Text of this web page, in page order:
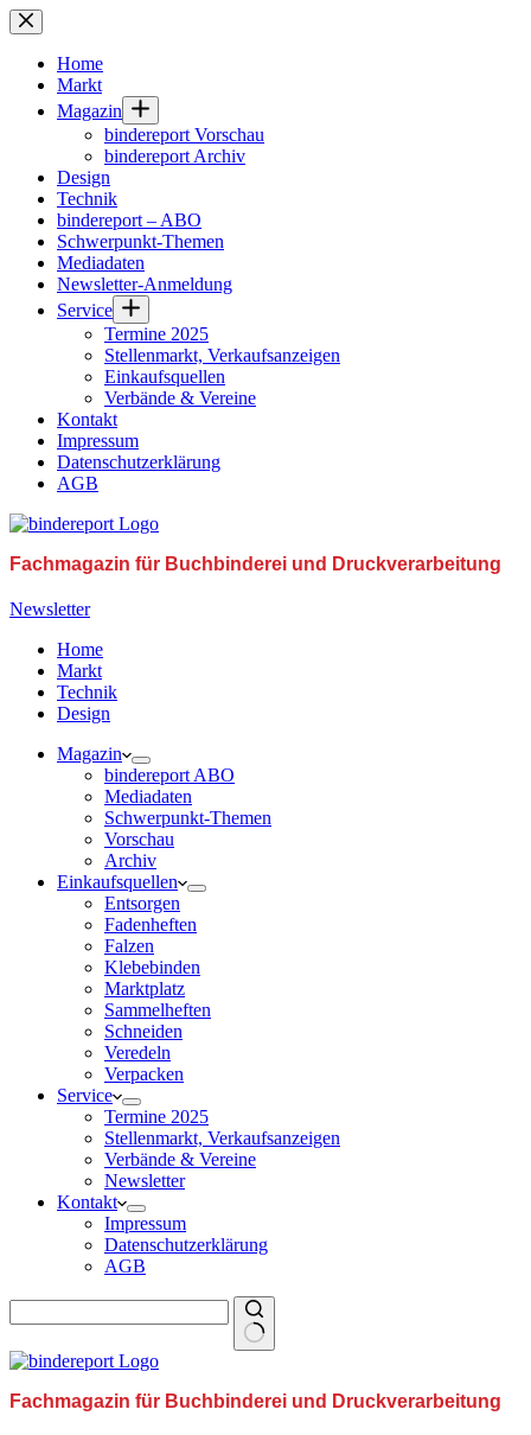
Zum
Inhalt
springenHome
Markt
Magazin
bindereport Vorschau
bindereport Archiv
Design
Technik
bindereport – ABO
Schwerpunkt-Themen
Mediadaten
Newsletter-Anmeldung
Service
Termine 2025
Stellenmarkt, Verkaufsanzeigen
Einkaufsquellen
Verbände & Vereine
Kontakt
Impressum
Datenschutzerklärung
AGB
Fachmagazin für Buchbinderei und Druckverarbeitung
Newsletter
Home
Markt
Technik
Design
Magazin
bindereport ABO
Mediadaten
Schwerpunkt-Themen
Vorschau
Archiv
Einkaufsquellen
Entsorgen
Fadenheften
Falzen
Klebebinden
Marktplatz
Sammelheften
Schneiden
Veredeln
Verpacken
Service
Termine 2025
Stellenmarkt, Verkaufsanzeigen
Verbände & Vereine
Newsletter
Kontakt
Impressum
Datenschutzerklärung
AGB
Fachmagazin für Buchbinderei und Druckverarbeitung